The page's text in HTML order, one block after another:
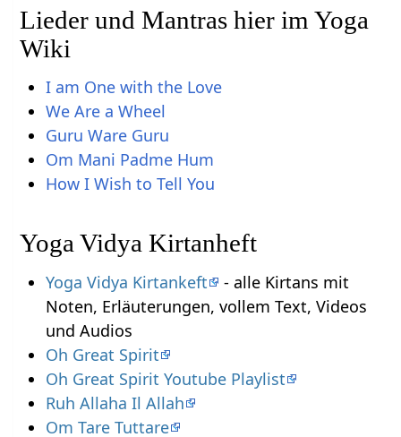
Lieder und Mantras hier im Yoga
Wiki
I am One with the Love
We Are a Wheel
Guru Ware Guru
Om Mani Padme Hum
How I Wish to Tell You
Yoga Vidya Kirtanheft
Yoga Vidya Kirtankeft
- alle Kirtans mit
Noten, Erläuterungen, vollem Text, Videos
und Audios
Oh Great Spirit
Oh Great Spirit Youtube Playlist
Ruh Allaha Il Allah
Om Tare Tuttare